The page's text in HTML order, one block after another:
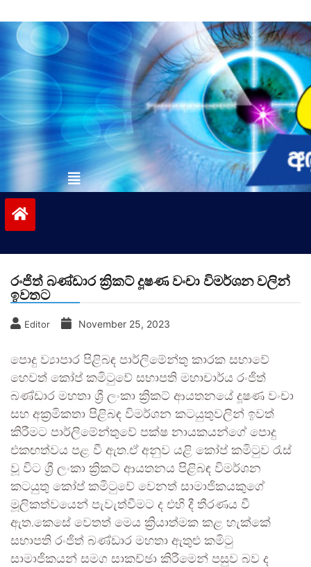
to
contentvinivida.lk
රංජිත් බණ්ඩාර ක්‍රිකට් දූෂණ වංචා විමර්ශන වලින්
ඉවතට
Editor November 25, 2023
පොදු ව්‍යාපාර පිළිබඳ පාර්ලිමේන්තු කාරක සභාවේ
හෙවත් කෝප් කමිටුවේ සභාපති මහාචාර්ය රංජිත්
බණ්ඩාර මහතා ශ්‍රී ලංකා ක්‍රිකට් ආයතනයේ දූෂණ වංචා
සහ අක්‍රමිකතා පිළිබඳ විමර්ශන කටයුතුවලින් ඉවත්
කිරීමට පාර්ලිමේන්තුවේ පක්ෂ නායකයන්ගේ පොදු
එකඟත්වය පළ වී ඇත.ඒ අනුව යළි කෝප් කමිටුව රැස්
වූ විට ශ්‍රී ලංකා ක්‍රිකට් ආයතනය පිළිබඳ විමර්ශන
කටයුතු කෝප් කමිටුවේ වෙනත් සාමාජිකයකුගේ
මූලිකත්වයෙන් පැවැත්වීමට ද එහි දී තීරණය වී
ඇත.කෙසේ වෙතත් මෙය ක්‍රියාත්මක කළ හැක්කේ
සභාපති රංජිත් බණ්ඩාර මහතා ඇතුළු කමිටු
සාමාජිකයන් සමග සාකච්ඡා කිරීමෙන් පසුව බව ද